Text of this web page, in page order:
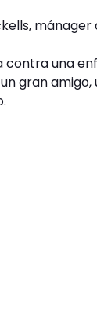
mánager
una
gran